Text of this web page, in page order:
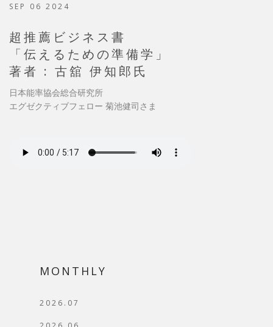
SEP 06 2024
超推薦ビジネス書
「伝えるための準備学」
著者 : 古舘 伊知郎氏
日本能率協会総合研究所
エグゼクティブフェロー 菊池健司さま
MONTHLY
2026.07